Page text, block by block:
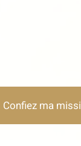
Confiez ma